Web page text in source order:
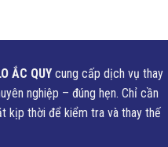
ẮC QUY cung cấp dịch vụ thay
nghiệp – đúng hẹn. Chỉ cần
kịp thời để kiểm tra và thay thế